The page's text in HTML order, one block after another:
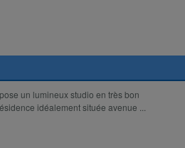
un lumineux studio en très bon
idéalement située avenue ...